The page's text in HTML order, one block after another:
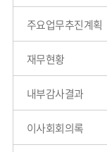
주요업무추진계획
재무현황
내부감사결과
이사회회의록